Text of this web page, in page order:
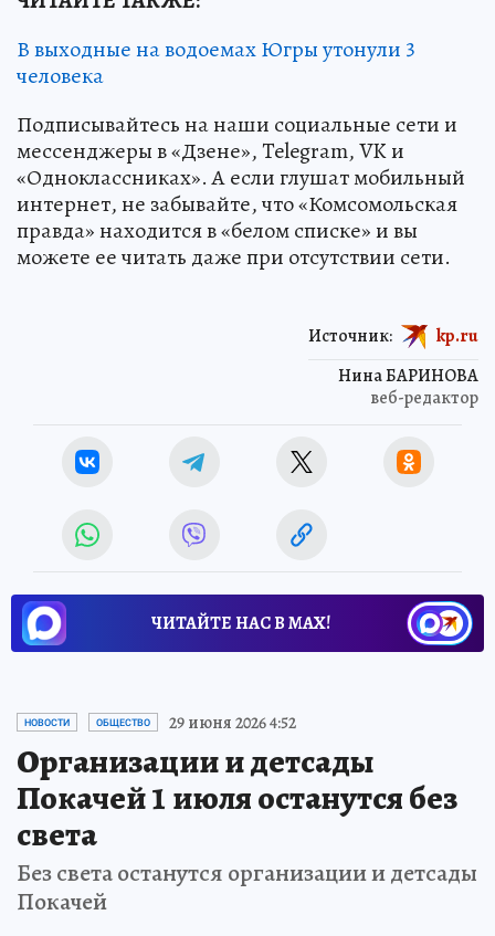
В выходные на водоемах Югры утонули 3
человека
Подписывайтесь на наши социальные сети и
мессенджеры в «Дзене», Telegram, VK и
«Одноклассниках». А если глушат мобильный
интернет, не забывайте, что «Комсомольская
правда» находится в «белом списке» и вы
можете ее читать даже при отсутствии сети.
Нина БАРИНОВА
веб-редактор
Источник: kp.ru
ЧИТАЙТЕ НАС В МАХ!
НОВОСТИ ОБЩЕСТВО 29 июня 2026 4:52
Организации и детсады
Покачей 1 июля останутся без
света
Без света останутся организации и детсады
Покачей